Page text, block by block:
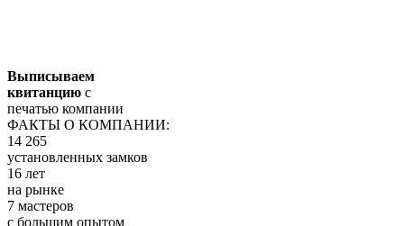
Выписываем
квитанцию с
печатью компании
ФАКТЫ О КОМПАНИИ:
14 265
установленных замков
16 лет
на рынке
7 мастеров
с большим опытом